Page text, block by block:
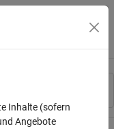
Inhalte (sofern
Angebote